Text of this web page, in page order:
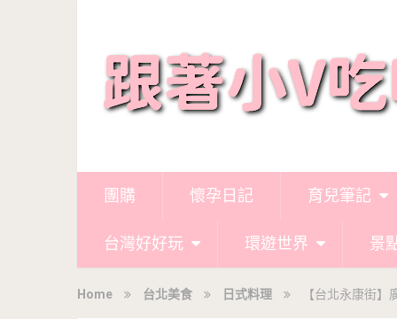
團購 懷孕日記 育兒筆記
台灣好好玩 環遊世界 景
Home 台北美食 日式料理 【台北永康街